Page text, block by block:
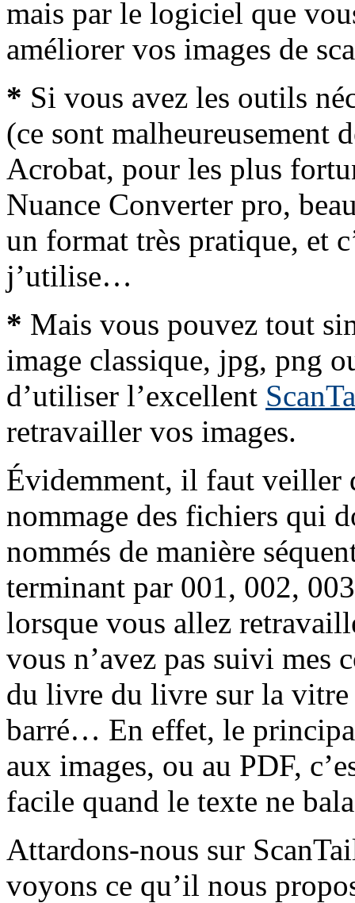
mais par le logiciel que
améliorer vos images de
* Si vous avez les outils
(ce sont malheureusement
Acrobat, pour les plus
Nuance Converter pro,
un format très pratique, et
j’utilise…
* Mais vous pouvez tout
image classique, jpg, png
d’utiliser l’excellent
retravailler vos images.
Évidemment, il faut veiller
nommage des fichiers qui
nommés de manière
terminant par 001, 002,
lorsque vous allez
vous n’avez pas suivi mes
du livre du livre sur la vitre
barré… En effet, le
aux images, ou au PDF,
facile quand le texte ne
Attardons-nous sur
voyons ce qu’il nous